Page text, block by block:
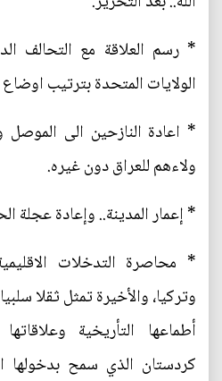
* رسم العلاقة مع التحالف
الولايات المتحدة بترتيب
* اعادة النازحين الى
ولاءهم للعراق دون غيره.
* إعمار المدينة.. وإعادة عجلة
* محاصرة التدخلات
وتركيا، والأخيرة تمثل ثقلا
أطماعها التأريخية
كردستان الذي سمح بدخولها